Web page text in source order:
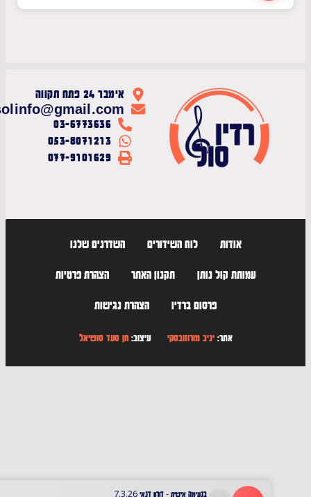
אימבר 24 פתח תקווה
radiosolinfo@gmail.com
03-6773636
053-8071213
077-9101629
לוח השידורים השדרנים שלנו
עמותת קול נותן תקנון האתר הצהרת פרטיות
פרסום ברדיו הצהרת נגישות
יניב מורוזובסקיעיצוב:חן סעד סושיאל
בנעימה אישית - דורון דנאי 7.3.26